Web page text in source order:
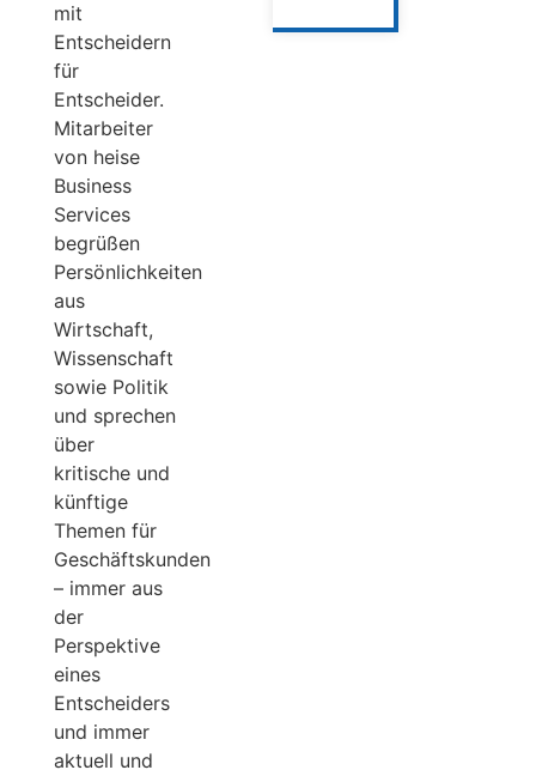
mit
Entscheidern
für
Entscheider.
Mitarbeiter
von heise
Business
Services
begrüßen
Persönlichkeiten
aus
Wirtschaft,
Wissenschaft
sowie Politik
und sprechen
über
kritische und
künftige
Themen für
Geschäftskunden
– immer aus
der
Perspektive
eines
Entscheiders
und immer
aktuell und